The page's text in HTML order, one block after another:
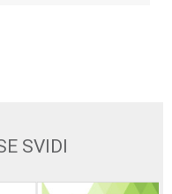
SVIDI